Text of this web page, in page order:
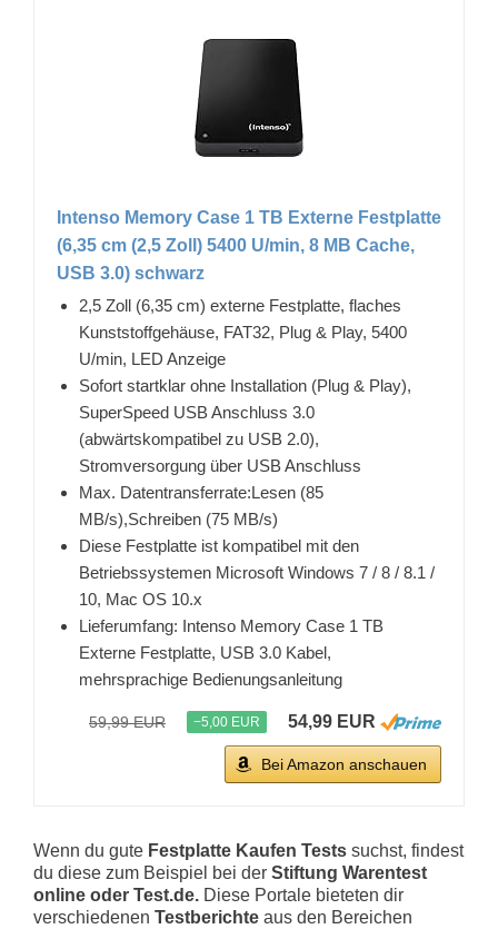
Intenso Memory Case 1 TB Externe Festplatte
(6,35 cm (2,5 Zoll) 5400 U/min, 8 MB Cache,
USB 3.0) schwarz
2,5 Zoll (6,35 cm) externe Festplatte, flaches
Kunststoffgehäuse, FAT32, Plug & Play, 5400
U/min, LED Anzeige
Sofort startklar ohne Installation (Plug & Play),
SuperSpeed USB Anschluss 3.0
(abwärtskompatibel zu USB 2.0),
Stromversorgung über USB Anschluss
Max. Datentransferrate:Lesen (85
MB/s),Schreiben (75 MB/s)
Diese Festplatte ist kompatibel mit den
Betriebssystemen Microsoft Windows 7 / 8 / 8.1 /
10, Mac OS 10.x
Lieferumfang: Intenso Memory Case 1 TB
Externe Festplatte, USB 3.0 Kabel,
mehrsprachige Bedienungsanleitung
59,99 EUR −5,00 EUR 54,99 EUR
Bei Amazon anschauen
Wenn du gute Festplatte Kaufen Tests suchst, findest
du diese zum Beispiel bei der Stiftung Warentest
online oder Test.de. Diese Portale bieteten dir
verschiedenen Testberichte aus den Bereichen